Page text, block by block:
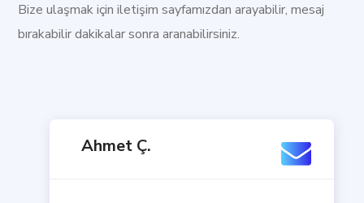
Bize ulaşmak için iletişim sayfamızdan arayabilir, mesaj
bırakabilir dakikalar sonra aranabilirsiniz.
Ahmet Ç.